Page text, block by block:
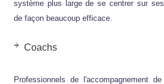
système plus large de se centrer sur
de façon beaucoup efficace.
Coachs
Professionnels de l'accompagnement